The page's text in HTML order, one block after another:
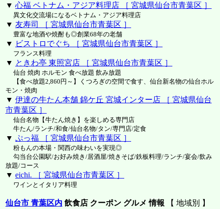
▼ 心福 ベトナム・アジア料理店 ［ 宮城県仙台市青葉区 ］
異文化交流場になるベトナム・アジア料理店
▼ 友寿司 ［ 宮城県仙台市青葉区 ］
豊富な地酒や焼酎も◎創業68年の老舗
▼ ビストロでぐち ［ 宮城県仙台市青葉区 ］
フランス料理
▼ ときわ亭 東照宮店 ［ 宮城県仙台市青葉区 ］
仙台 焼肉 ホルモン 食べ放題 飲み放題
【食べ放題2,860円～】くつろぎの空間で食す、仙台新名物の仙台ホル
モン・焼肉
▼ 伊達の牛たん本舗 錦ケ丘 宮城インター店 ［ 宮城県仙台
市青葉区 ］
仙台名物【牛たん焼き】を楽しめる専門店
牛たん/ランチ/和食/仙台名物/タン/専門店/定食
▼ ぷっ福 ［ 宮城県仙台市青葉区 ］
粉もんの本場・関西の味わいを実現◎
勾当台公園駅/お好み焼き/居酒屋/焼きそば/鉄板料理/ランチ/宴会/飲み
放題/コース
▼ eichi. ［ 宮城県仙台市青葉区 ］
ワインとイタリア料理
仙台市 青葉区内 飲食店 クーポン グルメ 情報 【 地域別 】